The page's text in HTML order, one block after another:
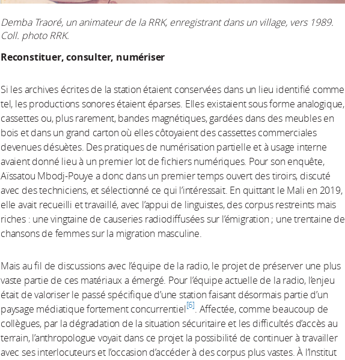
Demba Traoré, un animateur de la RRK, enregistrant dans un village, vers 1989.
Coll. photo RRK.
Reconstituer, consulter, numériser
Si les archives écrites de la station étaient conservées dans un lieu identifié comme
tel, les productions sonores étaient éparses. Elles existaient sous forme analogique,
cassettes ou, plus rarement, bandes magnétiques, gardées dans des meubles en
bois et dans un grand carton où elles côtoyaient des cassettes commerciales
devenues désuètes. Des pratiques de numérisation partielle et à usage interne
avaient donné lieu à un premier lot de fichiers numériques. Pour son enquête,
Aïssatou Mbodj-Pouye a donc dans un premier temps ouvert des tiroirs, discuté
avec des techniciens, et sélectionné ce qui l’intéressait. En quittant le Mali en 2019,
elle avait recueilli et travaillé, avec l’appui de linguistes, des corpus restreints mais
riches : une vingtaine de causeries radiodiffusées sur l’émigration ; une trentaine de
chansons de femmes sur la migration masculine.
Mais au fil de discussions avec l’équipe de la radio, le projet de préserver une plus
vaste partie de ces matériaux a émergé. Pour l’équipe actuelle de la radio, l’enjeu
était de valoriser le passé spécifique d’une station faisant désormais partie d’un
paysage médiatique fortement concurrentiel 6 . Affectée, comme beaucoup de
collègues, par la dégradation de la situation sécuritaire et les difficultés d’accès au
terrain, l’anthropologue voyait dans ce projet la possibilité de continuer à travailler
avec ses interlocuteurs et l’occasion d’accéder à des corpus plus vastes. À l’Institut